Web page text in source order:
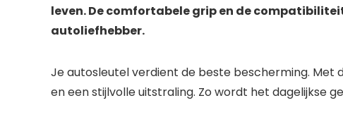
leven. De comfortabele grip en de
autoliefhebber.
Je autosleutel verdient de beste bescherming. Met
en een stijlvolle uitstraling. Zo wordt het dagelijkse